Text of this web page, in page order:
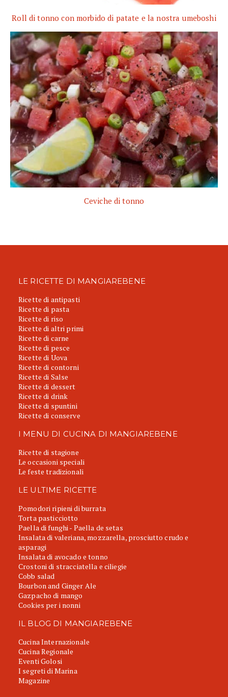
Roll di tonno con morbido di patate e la nostra umeboshi
Ceviche di tonno
LE RICETTE DI MANGIAREBENE
Ricette di antipasti
Ricette di pasta
Ricette di riso
Ricette di altri primi
Ricette di carne
Ricette di pesce
Ricette di Uova
Ricette di contorni
Ricette di Salse
Ricette di dessert
Ricette di drink
Ricette di spuntini
Ricette di conserve
I MENU DI CUCINA DI MANGIAREBENE
Ricette di stagione
Le occasioni speciali
Le feste tradizionali
LE ULTIME RICETTE
Pomodori ripieni di burrata
Torta pasticciotto
Paella di funghi - Paella de setas
Insalata di valeriana, mozzarella, prosciutto crudo e
asparagi
Insalata di avocado e tonno
Crostoni di stracciatella e ciliegie
Cobb salad
Bourbon and Ginger Ale
Gazpacho di mango
Cookies per i nonni
IL BLOG DI MANGIAREBENE
Cucina Internazionale
Cucina Regionale
Eventi Golosi
I segreti di Marina
Magazine